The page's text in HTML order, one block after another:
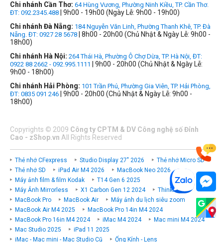
Chi nhánh Cần Thơ: 64 Hùng Vương, Phường Ninh Kiều, TP. Cần Thơ.
ĐT: 092.2345.488 | 9h00 - 19h00 (Ngày Lễ: 9h00 - 19h00)
Chi nhánh Đà Nẵng: 184 Nguyễn Văn Linh, Phường Thanh Khê, TP. Đà
Nẵng. ĐT: 0927 28 5678 | 8h00 - 20h00 (Chủ Nhật & Ngày Lễ: 9h00 -
18h00)
Chi nhánh Hà Nội: 264 Thái Hà, Phường Ô Chợ Dừa, TP. Hà Nội, ĐT:
0922 88 2662 - 092.995.1111
| 9h00 - 20h00 (Chủ Nhật & Ngày Lễ:
9h00 - 18h00)
Chi nhánh Hải Phòng: 101 Trần Phú, Phường Gia Viên, TP. Hải Phòng,
ĐT: 0835 091 246 | 9h00 - 20h00 (Chủ Nhật & Ngày Lễ: 9h00 -
18h00)
Copyrights © 2009 Công ty CPTM & DV Công nghệ số Đỉnh
Cao - zShop.vn All Rights Reserved
Thẻ nhớ CFexpress Studio Display 27" 2026
Thẻ nhớ Micro SD
Thẻ nhớ SD
iPad Air M4 2026
MacBook Neo 2026
Máy ảnh film & film Kodak
T14 Gen 6 2025
Máy Ảnh Mirrorless
X1 Carbon Gen 12 2024
ThinkPad P
MacBook Pro
MacBook Air
Máy ảnh du lịch siêu zoom
MacBook Air M4 2025
MacBook Pro 14in M4 2024
MacBook Pro 16in M4 2024
iMac M4 2024
Mac mini M4 2024
Mac Studio 2025
iPad 11 2025
iMac - Mac mini - Mac Studio Cũ
Ống Kính - Lens